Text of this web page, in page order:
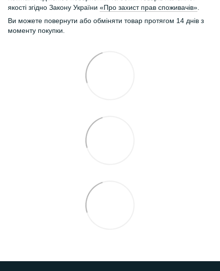
якості згідно Закону України «Про захист прав споживачів»
Ви можете повернути або обміняти товар протягом 14 днів з
моменту покупки.